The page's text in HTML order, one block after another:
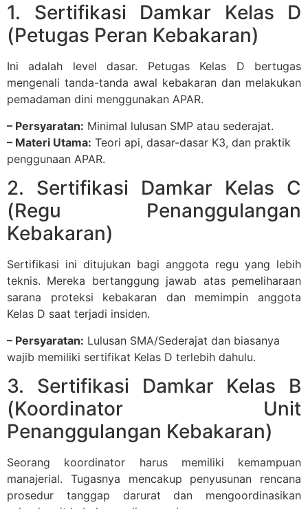
1. Sertifikasi Damkar Kelas D
(Petugas Peran Kebakaran)
Ini adalah level dasar. Petugas Kelas D bertugas
mengenali tanda-tanda awal kebakaran dan melakukan
pemadaman dini menggunakan APAR.
– Persyaratan: Minimal lulusan SMP atau sederajat.
– Materi Utama: Teori api, dasar-dasar K3, dan praktik
penggunaan APAR.
2. Sertifikasi Damkar Kelas C
(Regu Penanggulangan
Kebakaran)
Sertifikasi ini ditujukan bagi anggota regu yang lebih
teknis. Mereka bertanggung jawab atas pemeliharaan
sarana proteksi kebakaran dan memimpin anggota
Kelas D saat terjadi insiden.
– Persyaratan: Lulusan SMA/Sederajat dan biasanya
wajib memiliki sertifikat Kelas D terlebih dahulu.
3. Sertifikasi Damkar Kelas B
(Koordinator Unit
Penanggulangan Kebakaran)
Seorang koordinator harus memiliki kemampuan
manajerial. Tugasnya mencakup penyusunan rencana
prosedur tanggap darurat dan mengoordinasikan